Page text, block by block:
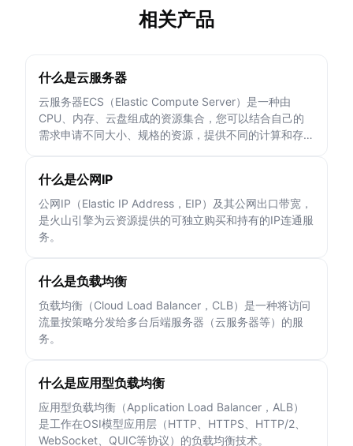
相关产品
什么是云服务器
云服务器ECS（Elastic Compute Server）是一种由
CPU、内存、云盘组成的资源集合，您可以结合自己的
需求申请不同大小、规格的资源，提供不同的计算和存储
什么是公网IP
公网IP（Elastic IP Address，EIP）及其公网出口带宽，
是火山引擎为云资源提供的可独立购买和持有的IP连通服
务。
什么是负载均衡
负载均衡（Cloud Load Balancer，CLB）是一种将访问
流量按策略分发给多台后端服务器（云服务器等）的服
务。
什么是应用型负载均衡
应用型负载均衡（Application Load Balancer，ALB）
是工作在OSI模型应用层（HTTP、HTTPS、HTTP/2、
WebSocket、QUIC等协议）的负载均衡技术。